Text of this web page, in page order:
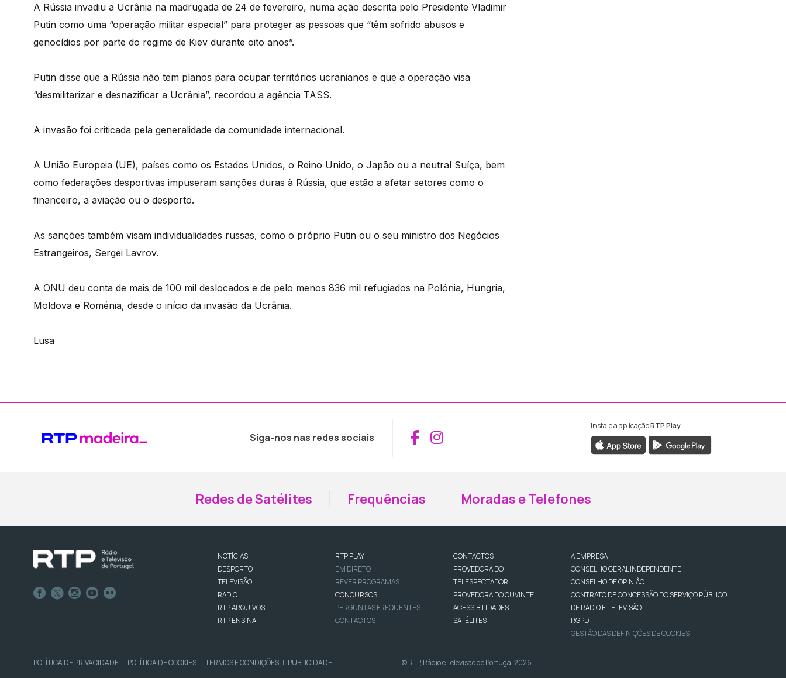
A Rússia invadiu a Ucrânia na madrugada de 24 de fevereiro, numa ação descrita pelo Presidente Vladimir
Putin como uma “operação militar especial” para proteger as pessoas que “têm sofrido abusos e
genocídios por parte do regime de Kiev durante oito anos”.
Putin disse que a Rússia não tem planos para ocupar territórios ucranianos e que a operação visa
“desmilitarizar e desnazificar a Ucrânia”, recordou a agência TASS.
A invasão foi criticada pela generalidade da comunidade internacional.
A União Europeia (UE), países como os Estados Unidos, o Reino Unido, o Japão ou a neutral Suíça, bem
como federações desportivas impuseram sanções duras à Rússia, que estão a afetar setores como o
financeiro, a aviação ou o desporto.
As sanções também visam individualidades russas, como o próprio Putin ou o seu ministro dos Negócios
Estrangeiros, Sergei Lavrov.
A ONU deu conta de mais de 100 mil deslocados e de pelo menos 836 mil refugiados na Polónia, Hungria,
Moldova e Roménia, desde o início da invasão da Ucrânia.
Lusa
Siga-nos nas redes sociais Aceder ao Facebook da RTP Madeira
Aceder ao Instagram da RTP Madeira
Instale a aplicaçãoRTP Play
Redes de Satélites Frequências Moradas e Telefones
NOTÍCIAS
DESPORTO
TELEVISÃO
RÁDIO
RTP ARQUIVOS
RTP ENSINA
RTP PLAY
EM DIRETO
REVER PROGRAMAS
CONCURSOS
PERGUNTAS FREQUENTES
CONTACTOS
CONTACTOS
PROVEDORA DO
TELESPECTADOR
PROVEDORA DO OUVINTE
ACESSIBILIDADES
SATÉLITES
A EMPRESA
CONSELHO GERAL INDEPENDENTE
CONSELHO DE OPINIÃO
CONTRATO DE CONCESSÃO DO SERVIÇO PÚBLICO
DE RÁDIO E TELEVISÃO
RGPD
GESTÃO DAS DEFINIÇÕES DE COOKIES
POLÍTICA DE PRIVACIDADE | POLÍTICA DE COOKIES | TERMOS E CONDIÇÕES | PUBLICIDADE © RTP, Rádio e Televisão de Portugal 2026